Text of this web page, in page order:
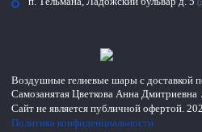
Воздушные гелиевые шары с доставкой
Самозанятая Цветкова Анна Дмитриевна
Сайт не является публичной офертой.
Политика конфиденциальности